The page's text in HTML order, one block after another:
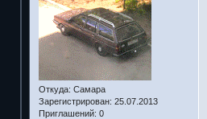
Откуда: Самара
Зарегистрирован: 25.07.2013
Приглашений: 0